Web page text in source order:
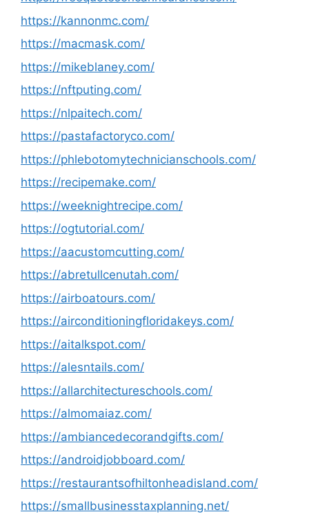
https://kannonmc.com/
https://macmask.com/
https://mikeblaney.com/
https://nftputing.com/
https://nlpaitech.com/
https://pastafactoryco.com/
https://phlebotomytechnicianschools.com/
https://recipemake.com/
https://weeknightrecipe.com/
https://ogtutorial.com/
https://aacustomcutting.com/
https://abretullcenutah.com/
https://airboatours.com/
https://airconditioningfloridakeys.com/
https://aitalkspot.com/
https://alesntails.com/
https://allarchitectureschools.com/
https://almomaiaz.com/
https://ambiancedecorandgifts.com/
https://androidjobboard.com/
https://restaurantsofhiltonheadisland.com/
https://smallbusinesstaxplanning.net/